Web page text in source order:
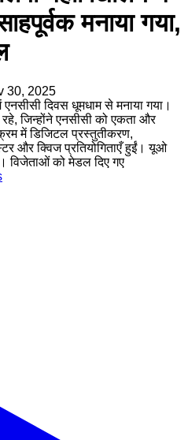
मनाया गया,
30, 2025
एनसीसी दिवस धूमधाम से मनाया गया।
जिन्होंने एनसीसी को एकता और
में डिजिटल प्रस्तुतीकरण,
और क्विज प्रतियोगिताएँ हुईं। यूओ
विजेताओं को मेडल दिए गए